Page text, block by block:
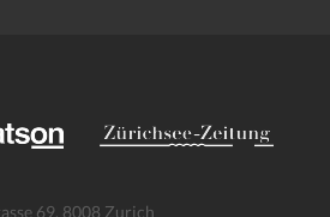
69, 8008 Zurich